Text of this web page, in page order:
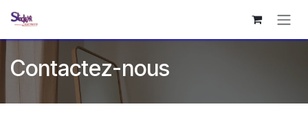
Contactez-nous